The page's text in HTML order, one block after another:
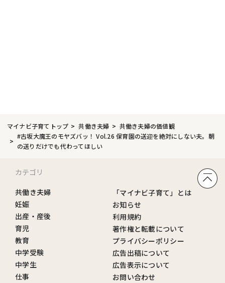
マイナビ子育てトップ 共働き夫婦
共働き夫婦の価値観
#古坂大魔王のモヤズバッ！ Vol.26 保育園の送迎を絶対にしない夫。朝
の送りだけでも代わってほしい
カテゴリ
共働き夫婦
妊娠
出産・産後
育児
教育
中学受験
中学生
仕事
「マイナビ子育て」とは
お知らせ
利用規約
著作権と転載について
プライバシーポリシー
広告出稿について
広告表示について
お問い合わせ